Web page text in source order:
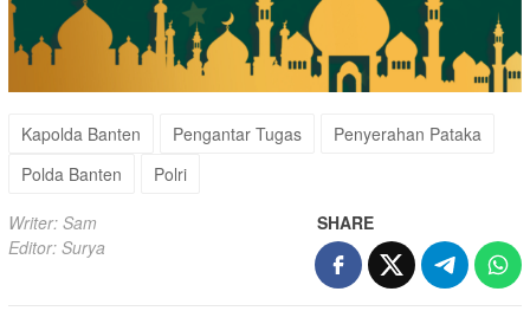
Kapolda Banten Pengantar Tugas
Penyerahan Pataka
Polda Banten
Polri
Writer: Sam
Editor: Surya
SHARE